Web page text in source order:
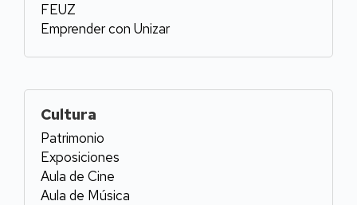
FEUZ
Emprender con Unizar
Cultura
Patrimonio
Exposiciones
Aula de Cine
Aula de Música